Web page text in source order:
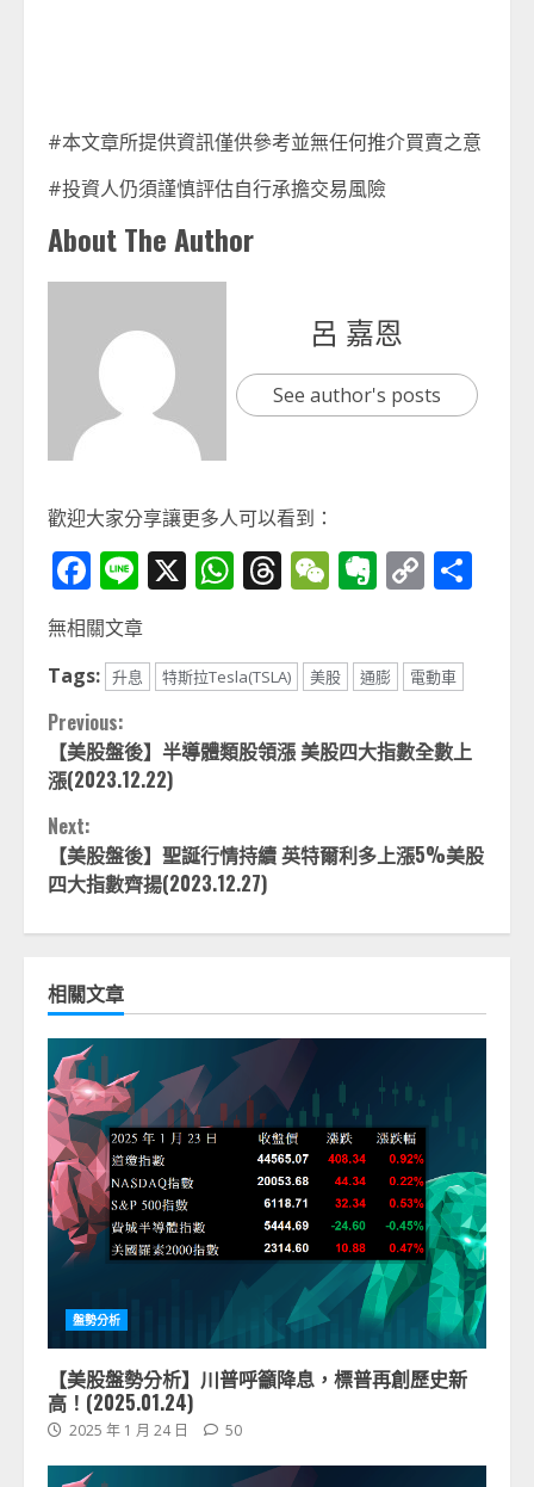
#本文章所提供資訊僅供參考並無任何推介買賣之意
#投資人仍須謹慎評估自行承擔交易風險
About The Author
呂 嘉恩
See author's posts
歡迎大家分享讓更多人可以看到：
Facebook
Line
X WhatsApp
Threads
WeChat
Evernote
Copy
無相關文章
Tags: 升息 特斯拉Tesla(TSLA) 美股 通膨 電動車
Continue
Reading
Previous:
【美股盤後】半導體類股領漲 美股四大指數全數上
漲(2023.12.22)
Next:
【美股盤後】聖誕行情持續 英特爾利多上漲5%美股
四大指數齊揚(2023.12.27)
相關文章
盤勢分析
【美股盤勢分析】川普呼籲降息，標普再創歷史新
高！(2025.01.24)
2025 年 1 月 24 日 50